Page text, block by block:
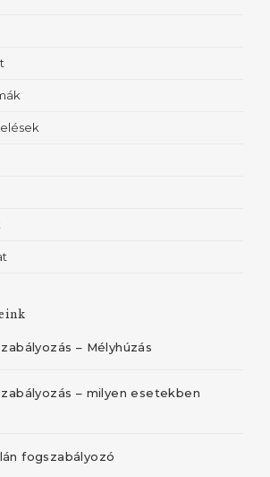
– Mélyhúzás
– milyen esetekben
fogszabályozó